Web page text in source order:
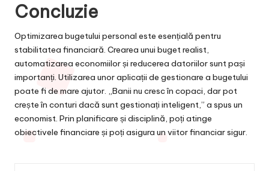
Concluzie
Optimizarea bugetului personal este esențială pentru
stabilitatea financiară. Crearea unui buget realist,
automatizarea economiilor și reducerea datoriilor sunt pași
importanți. Utilizarea unor aplicații de gestionare a bugetului
poate fi de mare ajutor. „Banii nu cresc în copaci, dar pot
crește în conturi dacă sunt gestionați inteligent,” a spus un
economist. Prin planificare și disciplină, poți atinge
obiectivele financiare și poți asigura un viitor financiar sigur.